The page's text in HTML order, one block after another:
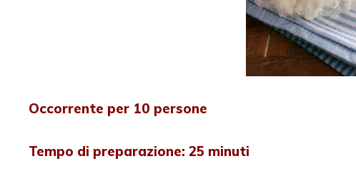
Occorrente per 10 persone
Tempo di preparazione: 25 minuti